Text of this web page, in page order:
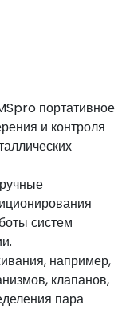
портативное
и контроля
систем
например,
клапанов,
пара